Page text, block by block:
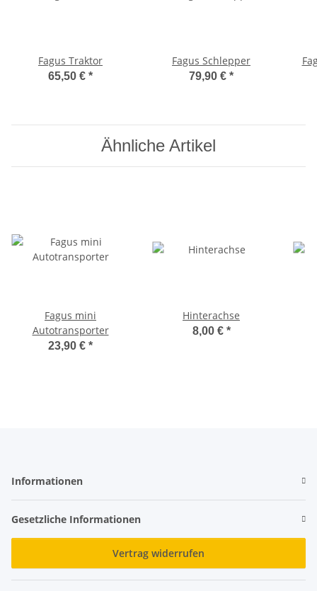
Fagus Traktor
65,50 € *
Fagus Schlepper
79,90 € *
Ähnliche Artikel
Fagus mini
Autotransporter
23,90 € *
Hinterachse
8,00 € *
Informationen
Gesetzliche Informationen
Vertrag widerrufen